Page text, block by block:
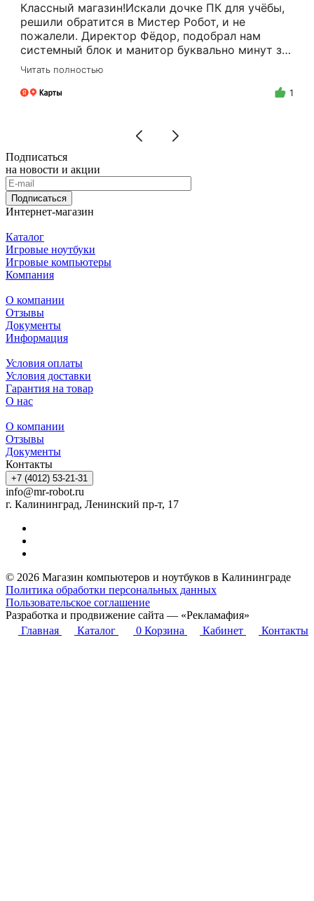
Классный магазин!Искали дочке ПК для учёбы,
решили обратится в Мистер Робот, и не
пожалели. Директор Фёдор, подобрал нам
системный блок и манитор буквально минут за
15.Цены адекватные, за расчёт налом скидку
делают.Спасибо Вам Фёдор, и успехов Вам в
бизнесе!
Читать полностью
1
Подписаться
на новости и акции
Подписаться
Интернет-магазин
Каталог
Игровые ноутбуки
Игровые компьютеры
Компания
О компании
Отзывы
Документы
Информация
Условия оплаты
Условия доставки
Гарантия на товар
О нас
О компании
Отзывы
Документы
Контакты
+7 (4012) 53-21-31
info@mr-robot.ru
г. Калининград, Ленинский пр-т, 17
© 2026 Магазин компьютеров и ноутбуков в Калининграде
Политика обработки персональных данных
Пользовательское соглашение
Разработка и продвижение сайта — «Рекламафия»
Главная
Каталог 0 Корзина Кабинет Контакты